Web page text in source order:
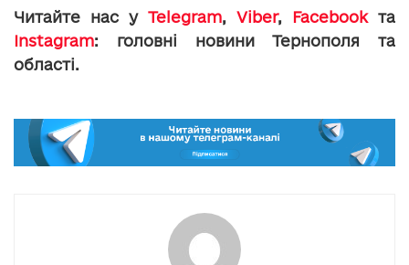
Читайте нас у Telegram, Viber, Facebookта
Instagram: головні новини Тернополя та
області.